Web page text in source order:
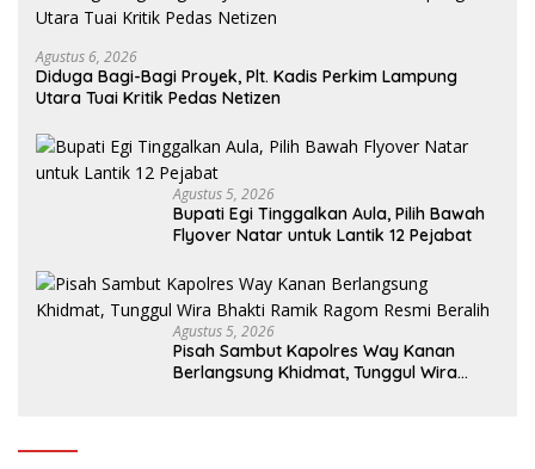
Agustus 6, 2026
Diduga Bagi-Bagi Proyek, Plt. Kadis Perkim Lampung
Utara Tuai Kritik Pedas Netizen
Agustus 5, 2026
Bupati Egi Tinggalkan Aula, Pilih Bawah
Flyover Natar untuk Lantik 12 Pejabat
Agustus 5, 2026
Pisah Sambut Kapolres Way Kanan
Berlangsung Khidmat, Tunggul Wira